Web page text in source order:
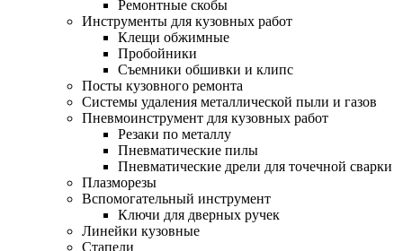
Ремонтные скобы
Инструменты для кузовных работ
Клещи обжимные
Пробойники
Съемники обшивки и клипс
Посты кузовного ремонта
Системы удаления металлической пыли и газов
Пневмоинструмент для кузовных работ
Резаки по металлу
Пневматические пилы
Пневматические дрели для точечной сварки
Плазморезы
Вспомогательный инструмент
Ключи для дверных ручек
Линейки кузовные
Стапели